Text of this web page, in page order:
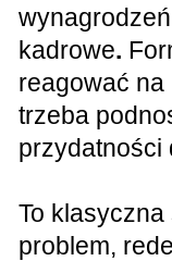
kadrowe.
reagować
trzeba
przydatności
To
problem,